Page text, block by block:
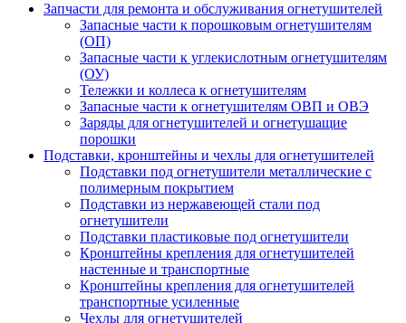
Запчасти для ремонта и обслуживания огнетушителей
Запасные части к порошковым огнетушителям
(ОП)
Запасные части к углекислотным огнетушителям
(ОУ)
Тележки и коллеса к огнетушителям
Запасные части к огнетушителям ОВП и ОВЭ
Заряды для огнетушителей и огнетушащие
порошки
Подставки, кронштейны и чехлы для огнетушителей
Подставки под огнетушители металлические с
полимерным покрытием
Подставки из нержавеющей стали под
огнетушители
Подставки пластиковые под огнетушители
Кронштейны крепления для огнетушителей
настенные и транспортные
Кронштейны крепления для огнетушителей
транспортные усиленные
Чехлы для огнетушителей